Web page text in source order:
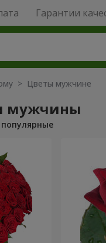
Гарантии
> Цветы мужчине
мужчины
популярные